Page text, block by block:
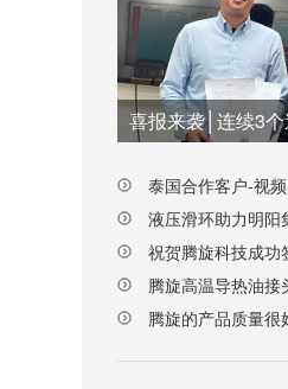
泰国合作客户-视
液压滑环助力明阳
设备传动安全防线
祝贺腾旋科技成功
湖北项目！
腾旋高温导热油接
行
腾旋的产品质量很